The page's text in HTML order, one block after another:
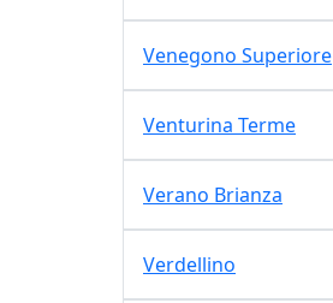
Venegono Superiore
Venturina Terme
Verano Brianza
Verdellino